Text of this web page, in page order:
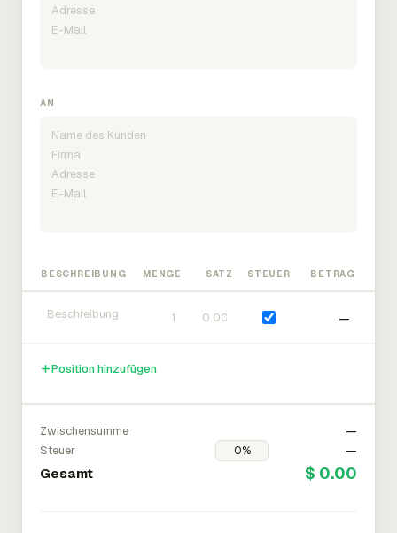
AN
BESCHREIBUNG MENGE SATZ STEUER BETRAG
—
Position hinzufügen
Zwischensumme
—
Steuer
—
Gesamt $ 0.00